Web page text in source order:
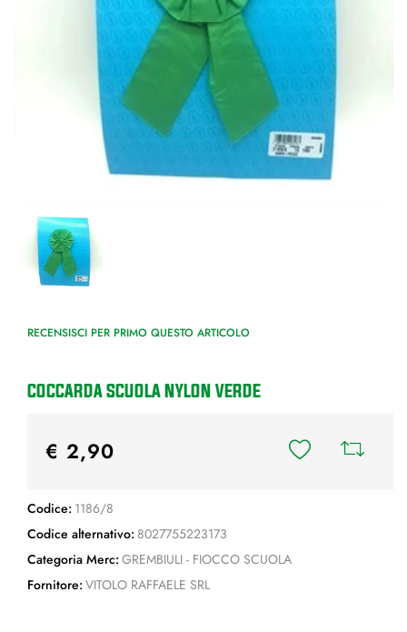
RECENSISCI PER PRIMO QUESTO ARTICOLO
COCCARDA SCUOLA NYLON VERDE
€ 2,90
Codice: 1186/8
Codice alternativo: 8027755223173
Categoria Merc: GREMBIULI - FIOCCO SCUOLA
Fornitore: VITOLO RAFFAELE SRL